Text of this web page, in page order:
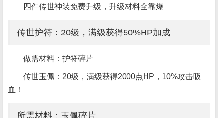
四件传世神装免费升级，升级材料全靠爆
传世护符：20级，满级获得50%HP加成
做需材料：护符碎片
传世玉佩：20级，满级获得2000点HP，10%攻击吸
血！
所需材料：玉佩碎片